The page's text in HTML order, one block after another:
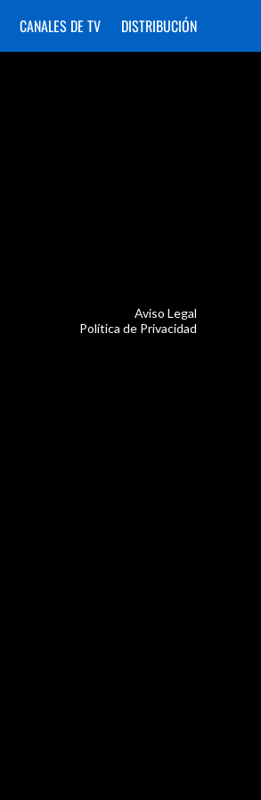
CANALES DE TV DISTRIBUCIÓN
Aviso Legal
Política de Privacidad